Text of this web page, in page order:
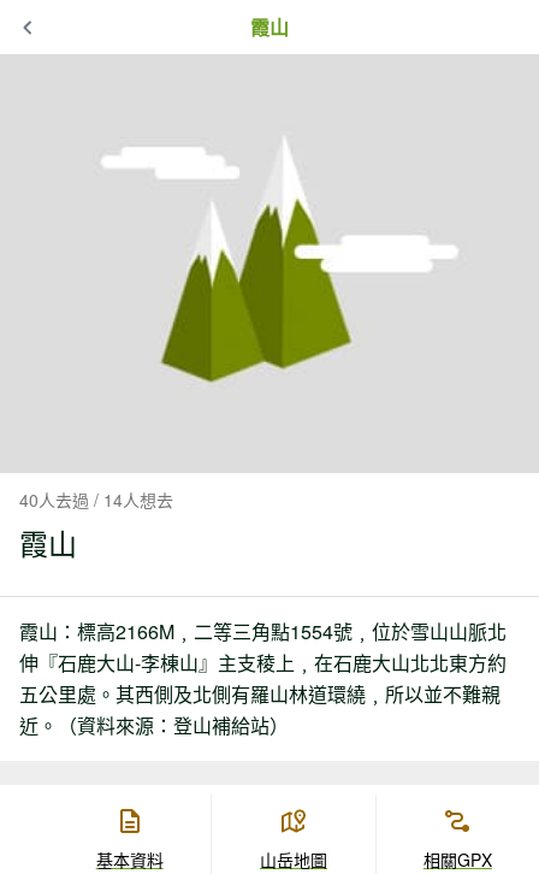
霞山
40人去過 / 14人想去
霞山
霞山：標高2166M﹐二等三角點1554號﹐位於雪山山脈北
伸『石鹿大山-李棟山』主支稜上﹐在石鹿大山北北東方約
五公里處。其西側及北側有羅山林道環繞﹐所以並不難親
近。（資料來源：登山補給站）
基本資料 山岳地圖 相關GPX